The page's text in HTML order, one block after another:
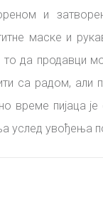
и
маске и
то да продавци
са радом, али
време пијаца
услед увођења